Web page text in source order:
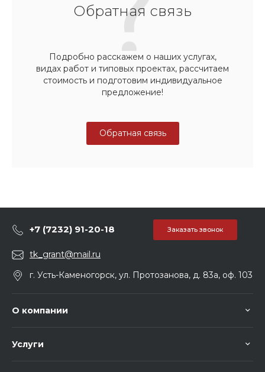
Обратная связь
Подробно расскажем о наших услугах,
видах работ и типовых проектах, рассчитаем
стоимость и подготовим индивидуальное
предложение!
Обратная связь
+7 (7232) 91-20-18 Заказать звонок
tk_grant@mail.ru
г. Усть-Каменогорск, ул. Протозанова, д. 83а, оф. 103
О компании
Услуги